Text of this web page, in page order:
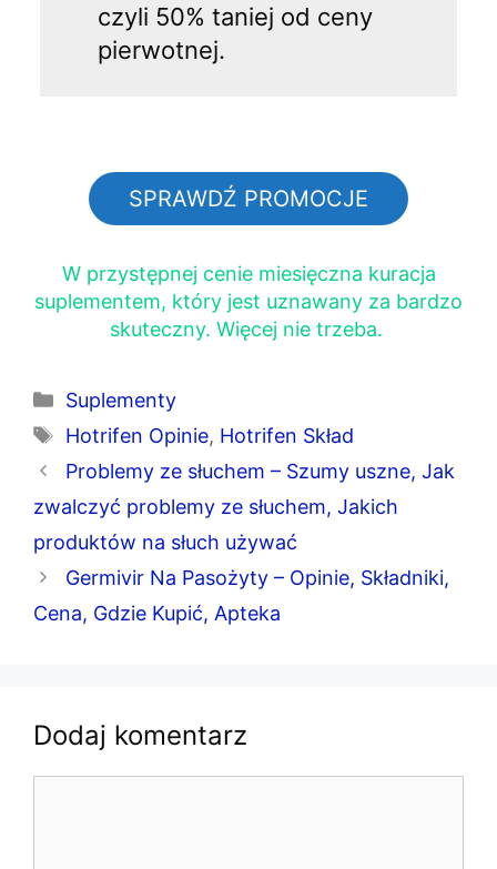
czyli 50% taniej od ceny
pierwotnej.
SPRAWDŹ PROMOCJE
W przystępnej cenie miesięczna kuracja
suplementem, który jest uznawany za bardzo
skuteczny. Więcej nie trzeba.
Kategorie
Suplementy
Tagi
Hotrifen Opinie, Hotrifen Skład
Problemy ze słuchem – Szumy uszne, Jak
zwalczyć problemy ze słuchem, Jakich
produktów na słuch używać
Germivir Na Pasożyty – Opinie, Składniki,
Cena, Gdzie Kupić, Apteka
Dodaj komentarz